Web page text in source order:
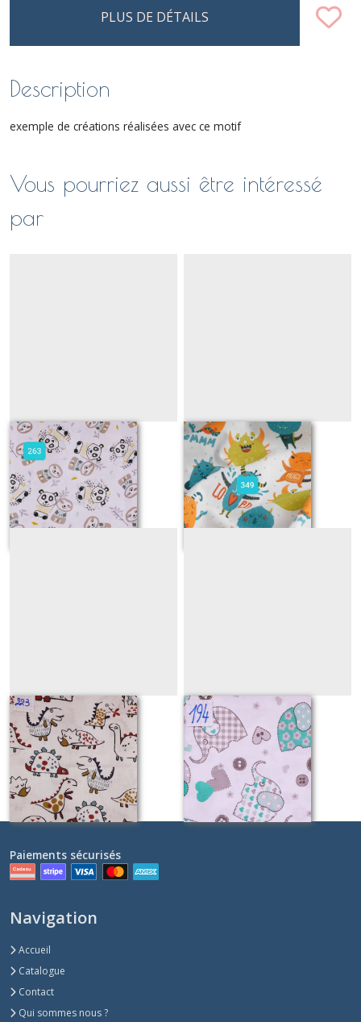
PLUS DE DÉTAILS
Description
exemple de créations réalisées avec ce motif
Vous pourriez aussi être intéressé
par
236
Sur demande
349
Sur demande
223
Sur demande Sur demande
Paiements sécurisés
Navigation
Accueil
Catalogue
Contact
Qui sommes nous ?